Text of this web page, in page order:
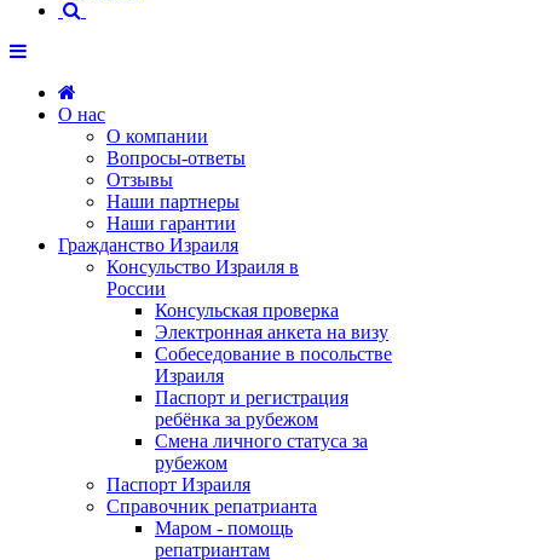
О нас
О компании
Вопросы-ответы
Отзывы
Наши партнеры
Наши гарантии
Гражданство Израиля
Консульство Израиля в
России
Консульская проверка
Электронная анкета на визу
Собеседование в посольстве
Израиля
Паспорт и регистрация
ребёнка за рубежом
Смена личного статуса за
рубежом
Паспорт Израиля
Справочник репатрианта
Маром - помощь
репатриантам